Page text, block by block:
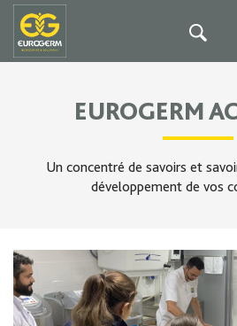
EUROGERM
Un concentré de savoirs et
développement de vos